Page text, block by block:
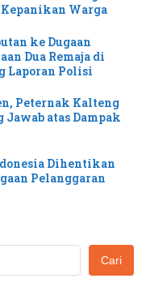
Warga
ke Dugaan
Dua Remaja di
Laporan Polisi
Peternak Kalteng
atas Dampak
Dihentikan
Pelanggaran
Cari